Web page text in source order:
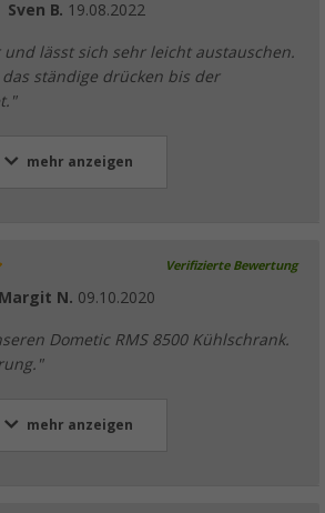
Sven B. 19.08.2022
lässt sich sehr leicht austauschen.
ständige drücken bis der
mehr anzeigen
Verifizierte Bewertung
Margit N. 09.10.2020
Dometic RMS 8500 Kühlschrank.
mehr anzeigen